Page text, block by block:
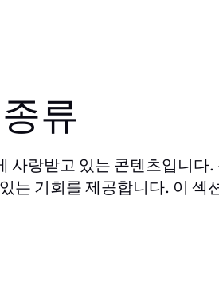
류
사랑받고 있는 콘텐츠입니다.
는 기회를 제공합니다. 이 섹